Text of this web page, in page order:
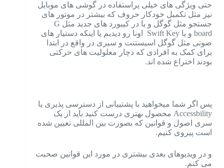
حتی ویژگی های خیلی پراستفاده در گوشی های موبایل
نیز مثل تکمیل خودکار حروف که بیشتر در موتور های
جستجو مثل گوگل و یا در کیبورد های جدید مثل G
board و یا Swift Key اونا رو دیدیم یا اینکه دستیار های
صوتی مثل گوگل اسیستنت و سیری در واقع در ابتدا
برای کمک به افرادی که دچار معلولیت های حرکتی
بودند اختراع شده اند.
پس اگر شما میخواهید با پشتیبانی از دسترسی پذیری یا
Accessbility محصول بهتری درست کنید باید از یک
سری اصول و قوانین که بصورت بین المللی تعیین شده
است پیروی کنیم.
و در ویدیوهای بعدی بیشتری در مورد این قوانین صحبت
می کنم.